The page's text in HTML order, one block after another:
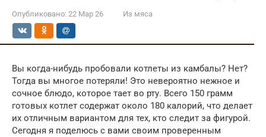
Опубликовано: 22 Мар 26 Из мяса
Вы когда-нибудь пробовали котлеты из камбалы? Нет?
Тогда вы многое потеряли! Это невероятно нежное и
сочное блюдо, которое тает во рту. Всего 150 грамм
готовых котлет содержат около 180 калорий, что делает
их отличным вариантом для тех, кто следит за фигурой.
Сегодня я поделюсь с вами своим проверенным